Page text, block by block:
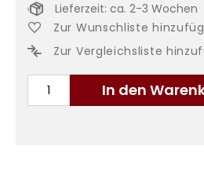
In den
Lieferzeit: ca. 2-3 Wochen
Zur Wunschliste
Zur Vergleichsliste